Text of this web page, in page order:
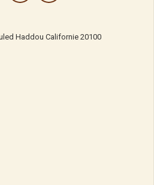
Haddou Californie 20100